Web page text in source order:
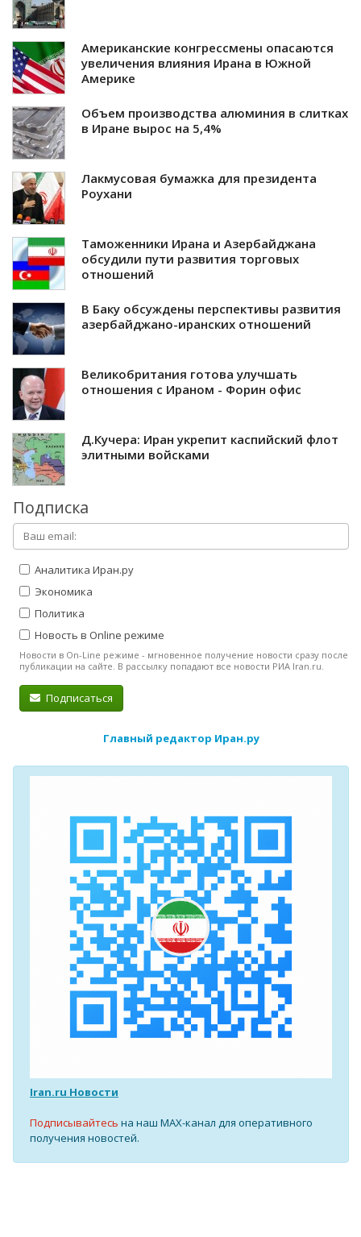
Американские конгрессмены опасаются
увеличения влияния Ирана в Южной
Америке
Объем производства алюминия в слитках
в Иране вырос на 5,4%
Лакмусовая бумажка для президента
Роухани
Таможенники Ирана и Азербайджана
обсудили пути развития торговых
отношений
В Баку обсуждены перспективы развития
азербайджано-иранских отношений
Великобритания готова улучшать
отношения с Ираном - Форин офис
Д.Кучера: Иран укрепит каспийский флот
элитными войсками
Подписка
Аналитика Иран.ру
Экономика
Политика
Новость в Online режиме
Новости в On-Line режиме - мгновенное получение новости сразу после
публикации на сайте. В рассылку попадают все новости РИА Iran.ru.
Подписаться
Главный редактор Иран.ру
Iran.ru Новости
Подписывайтесь на наш MAX-канал для оперативного
получения новостей.